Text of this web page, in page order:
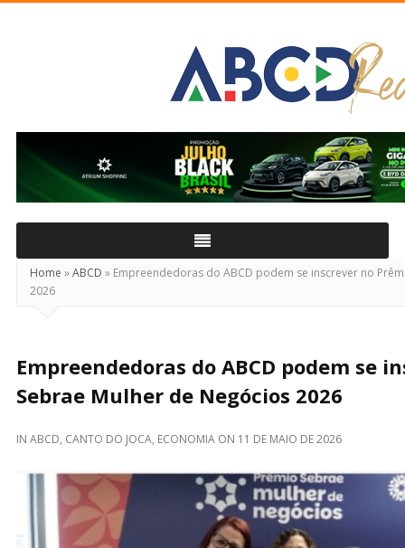
Real
Home »ABCD » Empreendedoras do ABCD podem se inscrever no
2026
Empreendedoras do ABCD podem se
Sebrae Mulher de Negócios 2026
IN ABCD, CANTO DO JOCA, ECONOMIA ON 11 DE MAIO DE 2026